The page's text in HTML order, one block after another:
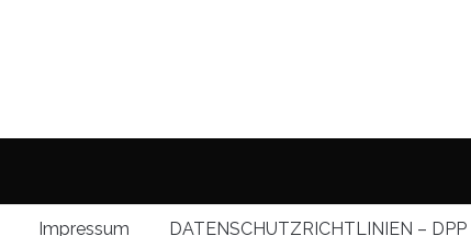
Impressum DATENSCHUTZRICHTLINIEN – DPP